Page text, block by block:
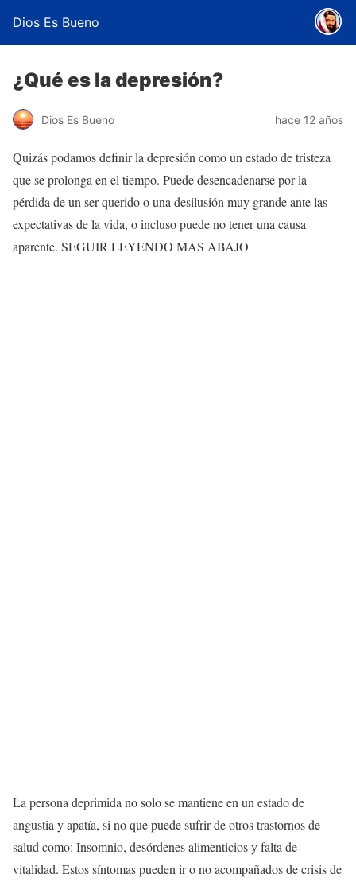
Dios Es Bueno
¿Qué es la depresión?
Dios Es Bueno hace 12 años
Quizás podamos definir la depresión como un estado de tristeza
que se prolonga en el tiempo. Puede desencadenarse por la
pérdida de un ser querido o una desilusión muy grande ante las
expectativas de la vida, o incluso puede no tener una causa
aparente. SEGUIR LEYENDO MAS ABAJO
La persona deprimida no solo se mantiene en un estado de
angustia y apatía, si no que puede sufrir de otros trastornos de
salud como: Insomnio, desórdenes alimenticios y falta de
vitalidad. Estos síntomas pueden ir o no acompañados de crisis de